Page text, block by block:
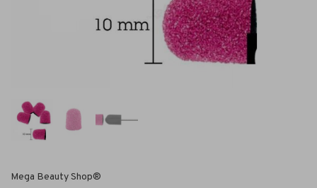
Mega Beauty Shop®